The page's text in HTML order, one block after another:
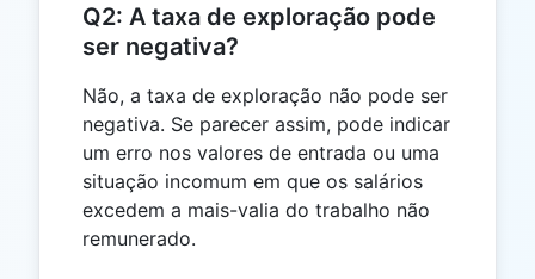
Q2: A taxa de exploração pode
ser negativa?
Não, a taxa de exploração não pode ser
negativa. Se parecer assim, pode indicar
um erro nos valores de entrada ou uma
situação incomum em que os salários
excedem a mais-valia do trabalho não
remunerado.